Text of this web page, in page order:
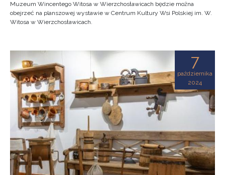
Muzeum Wincentego Witosa w Wierzchosławicach będzie można
obejrzeć na planszowej wystawie w Centrum Kultury Wsi Polskiej im. W.
Witosa w Wierzchosławicach.
7
października
2024